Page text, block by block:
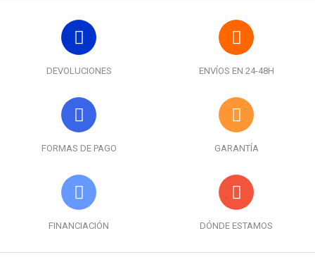
DEVOLUCIONES ENVÍOS EN 24-48H
FORMAS DE PAGO GARANTÍA
FINANCIACIÓN DÓNDE ESTAMOS